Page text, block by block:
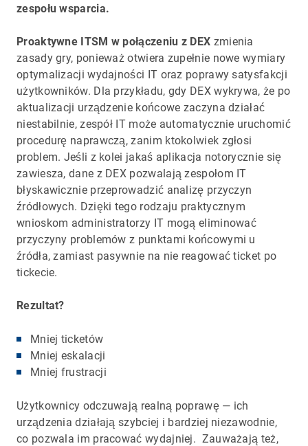
zespołu wsparcia.
Proaktywne ITSM w połączeniu z DEX zmienia
zasady gry, ponieważ otwiera zupełnie nowe wymiary
optymalizacji wydajności IT oraz poprawy satysfakcji
użytkowników. Dla przykładu, gdy DEX wykrywa, że po
aktualizacji urządzenie końcowe zaczyna działać
niestabilnie, zespół IT może automatycznie uruchomić
procedurę naprawczą, zanim ktokolwiek zgłosi
problem. Jeśli z kolei jakaś aplikacja notorycznie się
zawiesza, dane z DEX pozwalają zespołom IT
błyskawicznie przeprowadzić analizę przyczyn
źródłowych. Dzięki tego rodzaju praktycznym
wnioskom administratorzy IT mogą eliminować
przyczyny problemów z punktami końcowymi u
źródła, zamiast pasywnie na nie reagować ticket po
tickecie.
Rezultat?
Mniej ticketów
Mniej eskalacji
Mniej frustracji
Użytkownicy odczuwają realną poprawę — ich
urządzenia działają szybciej i bardziej niezawodnie,
co pozwala im pracować wydajniej. Zauważają też,